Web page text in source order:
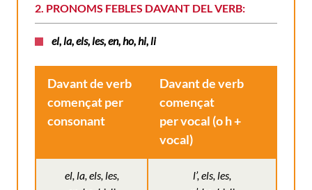
2. PRONOMS FEBLES DAVANT DEL VERB:
el, la, els, les, en, ho, hi, li
Davant de verb
començat per
consonant
Davant de verb
començat
per vocal (o h +
vocal)
el, la, els, les,
l’, els, les,